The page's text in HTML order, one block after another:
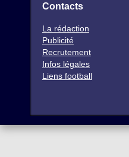
Contacts
La rédaction
Publicité
Recrutement
Infos légales
Liens football